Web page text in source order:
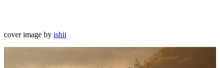
cover image by ishii